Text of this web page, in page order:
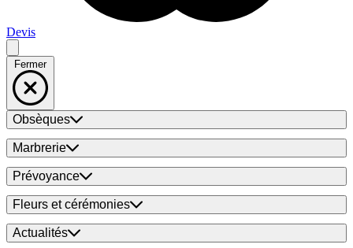
Devis
Fermer
Obsèques
Marbrerie
Prévoyance
Fleurs et cérémonies
Actualités